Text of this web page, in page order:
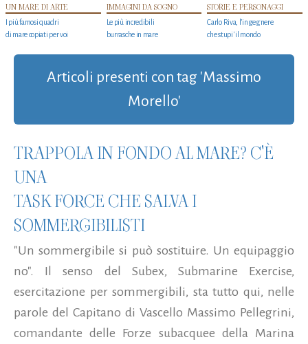
UN MARE DI ARTE
I più famosi quadri
di mare copiati per voi
IMMAGINI DA SOGNO
Le più incredibili
burrasche in mare
STORIE E PERSONAGGI
Carlo Riva, l’ingegnere
che stupi' il mondo
Articoli presenti con tag 'Massimo
Morello'
TRAPPOLA IN FONDO AL MARE? C'È
UNA
TASK FORCE CHE SALVA I
SOMMERGIBILISTI
"Un sommergibile si può sostituire. Un equipaggio
no". Il senso del Subex, Submarine Exercise,
esercitazione per sommergibili, sta tutto qui, nelle
parole del Capitano di Vascello Massimo Pellegrini,
comandante delle Forze subacquee della Marina